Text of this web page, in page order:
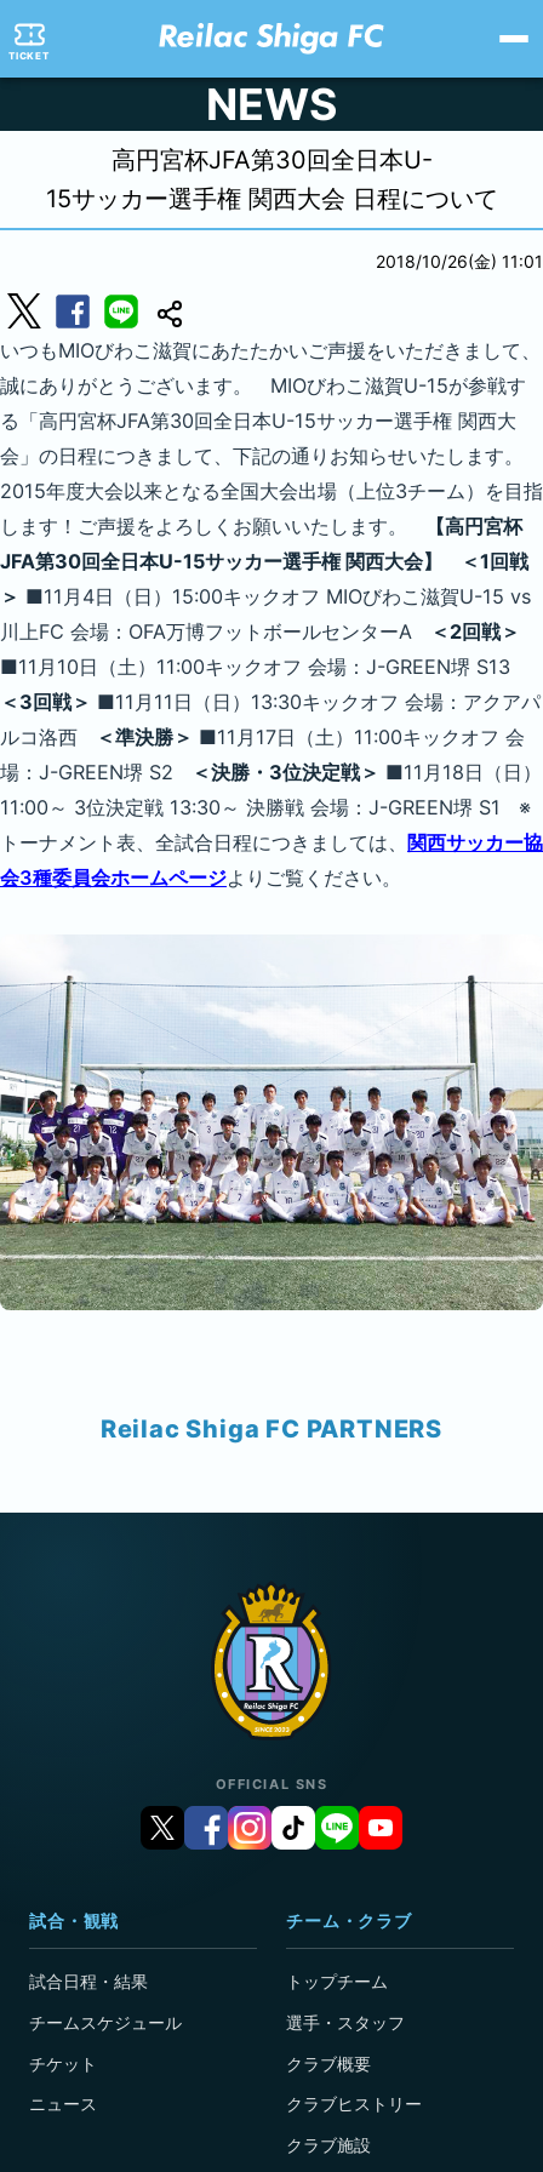
TICKET
NEWS
高円宮杯JFA第30回全日本U-
15サッカー選手権 関西大会 日程について
2018/10/26(金) 11:01
いつもMIOびわこ滋賀にあたたかいご声援をいただきまして、
誠にありがとうございます。 MIOびわこ滋賀U-15が参戦す
る「高円宮杯JFA第30回全日本U-15サッカー選手権 関西大
会」の日程につきまして、下記の通りお知らせいたします。
2015年度大会以来となる全国大会出場（上位3チーム）を目指
します！ご声援をよろしくお願いいたします。
【高円宮杯
JFA第30回全日本U-15サッカー選手権 関西大会】
＜1回戦
＞ ■11月4日（日）15:00キックオフ MIOびわこ滋賀U-15 vs
川上FC 会場：OFA万博フットボールセンターA
＜2回戦＞
■11月10日（土）11:00キックオフ 会場：J-GREEN堺 S13
＜3回戦＞ ■11月11日（日）13:30キックオフ 会場：アクアパ
ルコ洛西
＜準決勝＞ ■11月17日（土）11:00キックオフ 会
場：J-GREEN堺 S2
＜決勝・3位決定戦＞ ■11月18日（日）
11:00～ 3位決定戦 13:30～ 決勝戦 会場：J-GREEN堺 S1 ※
トーナメント表、全試合日程につきましては、 関西サッカー協
会3種委員会ホームページよりご覧ください。
Reilac Shiga FC PARTNERS
OFFICIAL SNS
試合・観戦
試合日程・結果
チームスケジュール
チケット
ニュース
チーム・クラブ
トップチーム
選手・スタッフ
クラブ概要
クラブヒストリー
クラブ施設